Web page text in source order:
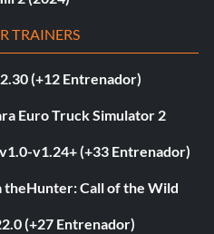
TRAINERS
(+12 Entrenador)
Euro Truck Simulator 2
v1.24+ (+33 Entrenador)
theHunter: Call of the Wild
(+27 Entrenador)